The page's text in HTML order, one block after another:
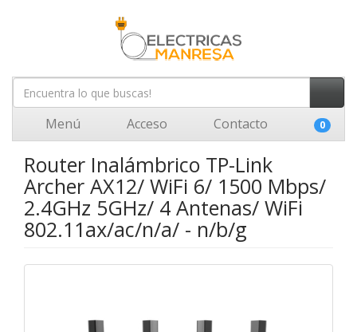
Menú Acceso Contacto 0
Router Inalámbrico TP-Link
Archer AX12/ WiFi 6/ 1500 Mbps/
2.4GHz 5GHz/ 4 Antenas/ WiFi
802.11ax/ac/n/a/ - n/b/g